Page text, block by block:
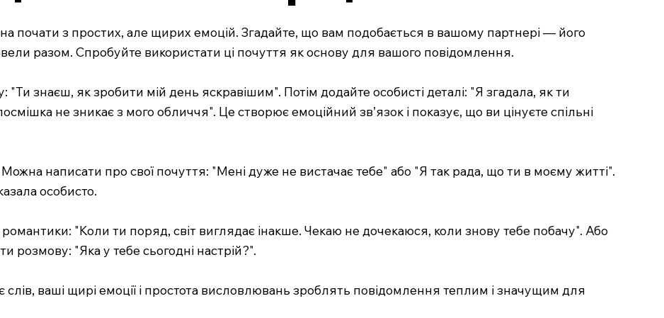
почати з простих, але щирих емоцій. Згадайте, що вам подобається в вашому партнері — його
разом. Спробуйте використати ці почуття як основу для вашого повідомлення.
знаєш, як зробити мій день яскравішим". Потім додайте особисті деталі: "Я згадала, як ти
не зникає з мого обличчя". Це створює емоційний зв’язок і показує, що ви цінуєте спільні
написати про свої почуття: "Мені дуже не вистачає тебе" або "Я так рада, що ти в моєму житті".
особисто.
"Коли ти поряд, світ виглядає інакше. Чекаю не дочекаюся, коли знову тебе побачу". Або
розмову: "Яка у тебе сьогодні настрій?".
ваші щирі емоції і простота висловлювань зроблять повідомлення теплим і значущим для